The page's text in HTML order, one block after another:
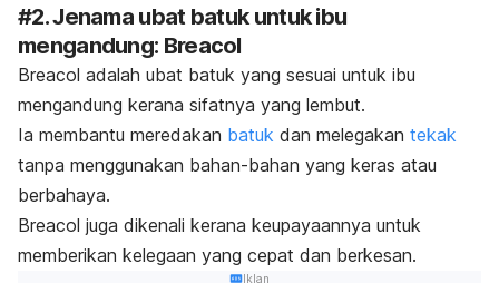
#2. Jenama ubat batuk untuk ibu
mengandung: Breacol
Breacol adalah ubat batuk yang sesuai untuk ibu
mengandung kerana sifatnya yang lembut.
Ia membantu meredakan batuk dan melegakan tekak
tanpa menggunakan bahan-bahan yang keras atau
berbahaya.
Breacol juga dikenali kerana keupayaannya untuk
memberikan kelegaan yang cepat dan berkesan.
Iklan